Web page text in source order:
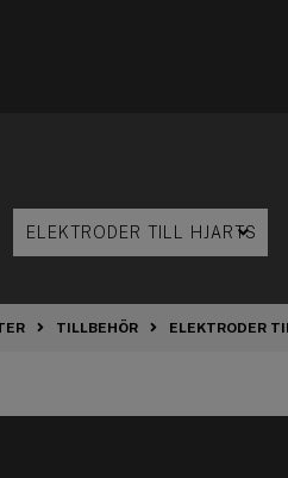
TILLBEHÖR ELEKTRODER